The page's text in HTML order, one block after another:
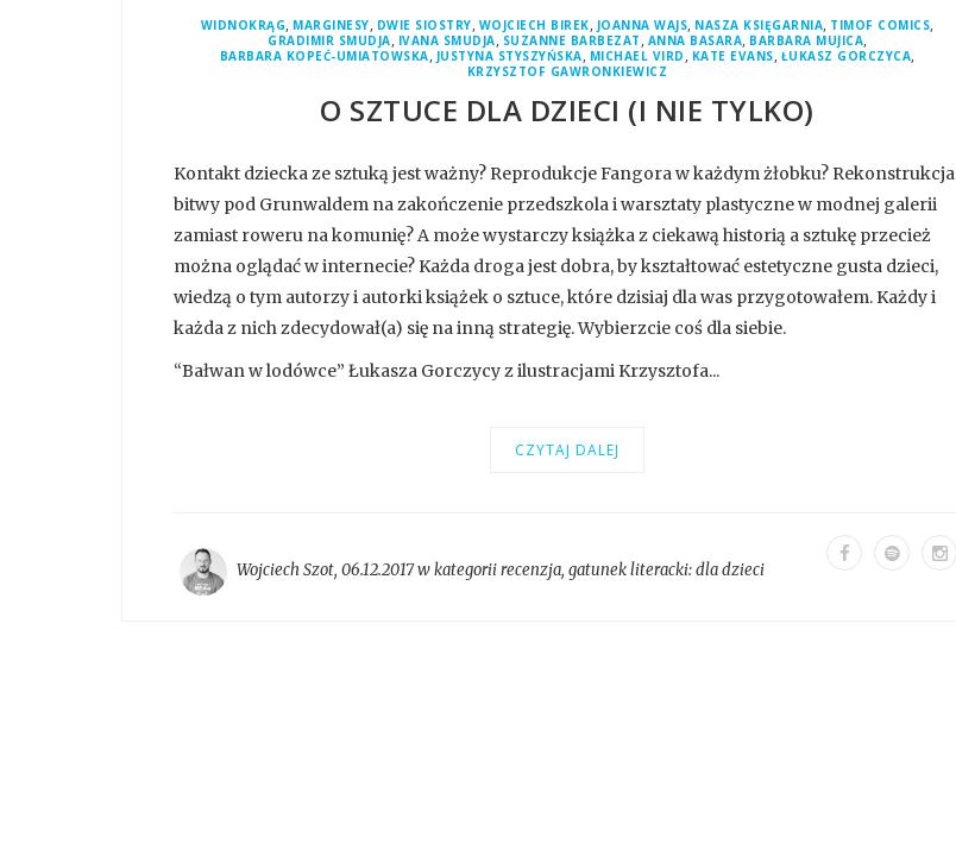
WIDNOKRĄG, MARGINESY, DWIE SIOSTRY, WOJCIECH BIREK, JOANNA WAJS, NASZA KSIĘGARNIA, TIMOF COMICS,
GRADIMIR SMUDJA, IVANA SMUDJA, SUZANNE BARBEZAT , ANNA BASARA, BARBARA MUJICA,
BARBARA KOPEĆ-UMIATOWSKA, JUSTYNA STYSZYŃSKA, MICHAEL VIRD , KATE EVANS, ŁUKASZ GORCZYCA,
KRZYSZTOF GAWRONKIEWICZ
O SZTUCE DLA DZIECI (I NIE TYLKO)
Kontakt dziecka ze sztuką jest ważny? Reprodukcje Fangora w każdym żłobku? Rekonstrukcja
bitwy pod Grunwaldem na zakończenie przedszkola i warsztaty plastyczne w modnej galerii
zamiast roweru na komunię? A może wystarczy książka z ciekawą historią a sztukę przecież
można oglądać w internecie? Każda droga jest dobra, by kształtować estetyczne gusta dzieci,
wiedzą o tym autorzy i autorki książek o sztuce, które dzisiaj dla was przygotowałem. Każdy i
każda z nich zdecydował(a) się na inną strategię. Wybierzcie coś dla siebie.
“Bałwan w lodówce” Łukasza Gorczycy z ilustracjami Krzysztofa...
CZYTAJ DALEJ
Wojciech Szot, 06.12.2017 w kategoriirecenzja, gatunek literacki:dla dzieci